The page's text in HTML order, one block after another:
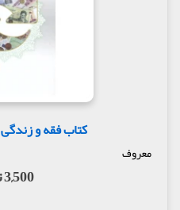
کتاب فقه و زندگی 44, احکام صرافی
معروف
3,500 تومان